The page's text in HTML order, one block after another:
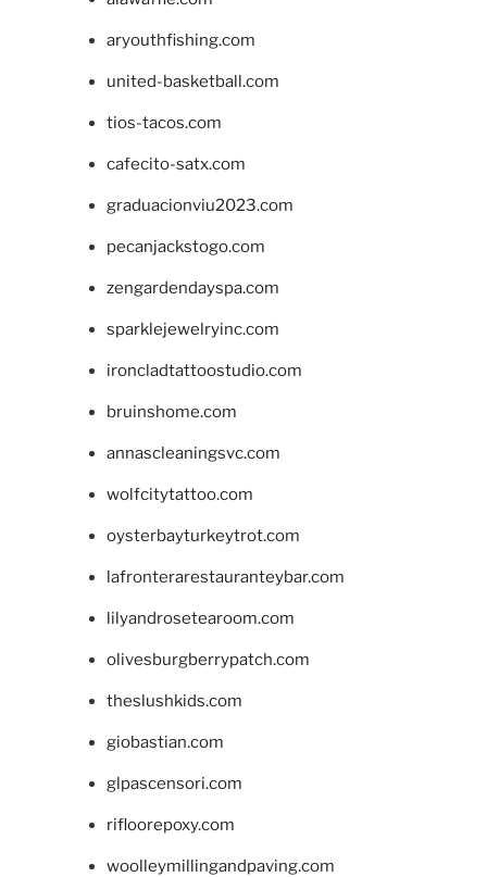
aryouthfishing.com
united-basketball.com
tios-tacos.com
cafecito-satx.com
graduacionviu2023.com
pecanjackstogo.com
zengardendayspa.com
sparklejewelryinc.com
ironcladtattoostudio.com
bruinshome.com
annascleaningsvc.com
wolfcitytattoo.com
oysterbayturkeytrot.com
lafronterarestauranteybar.com
lilyandrosetearoom.com
olivesburgberrypatch.com
theslushkids.com
giobastian.com
glpascensori.com
rifloorepoxy.com
woolleymillingandpaving.com